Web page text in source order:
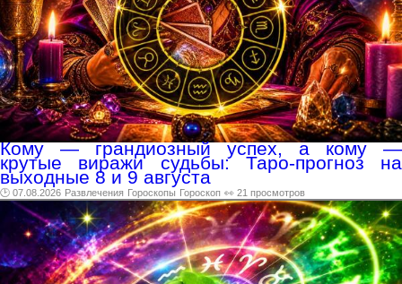
Кому — грандиозный успех, а кому —
крутые виражи судьбы: Таро-прогноз на
выходные 8 и 9 августа
🕑 07.08.2026 Развлечения Гороскопы Гороскоп 👀 21 просмотров